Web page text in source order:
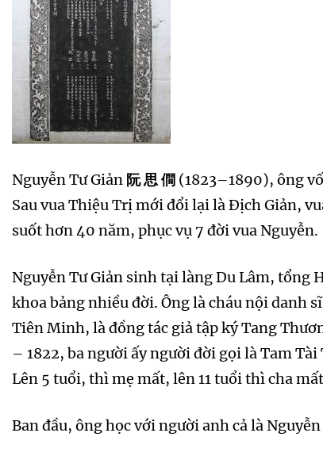
Nguyễn Tư Giản 阮 思 僴 (1823–1890), ông
Sau vua Thiệu Trị mới đổi lại là Địch Giản,
suốt hơn 40 năm, phục vụ 7 đời vua Nguyễn.
Nguyễn Tư Giản sinh tại làng Du Lâm,
khoa bảng nhiều đời. Ông là cháu nội danh
Tiên Minh, là đồng tác giả tập ký Tang
– 1822, ba người ấy người đời gọi là Tam
Lên 5 tuổi, thì mẹ mất, lên 11 tuổi thì cha
Ban đầu, ông học với người anh cả là